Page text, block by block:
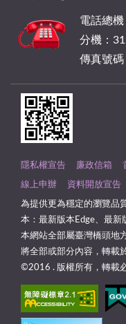
電話總
分機：
傳真號碼
隱私權宣告 廉政信箱
線上申辦 資料開放宣告
為提供更為穩定的瀏覽品
本：最新版本Edge、最
本網站全部屬臺灣橋頭地
將全部或部分內容，轉載
©2016 . 版權所有，轉載